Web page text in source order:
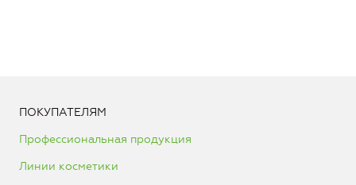
ПОКУПАТЕЛЯМ
Профессиональная продукция
Линии косметики